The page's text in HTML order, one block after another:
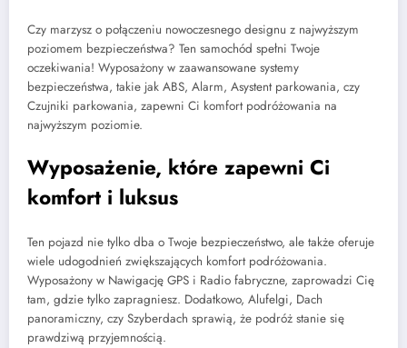
Czy marzysz o połączeniu nowoczesnego designu z najwyższym
poziomem bezpieczeństwa? Ten samochód spełni Twoje
oczekiwania! Wyposażony w zaawansowane systemy
bezpieczeństwa, takie jak ABS, Alarm, Asystent parkowania, czy
Czujniki parkowania, zapewni Ci komfort podróżowania na
najwyższym poziomie.
Wyposażenie, które zapewni Ci
komfort i luksus
Ten pojazd nie tylko dba o Twoje bezpieczeństwo, ale także oferuje
wiele udogodnień zwiększających komfort podróżowania.
Wyposażony w Nawigację GPS i Radio fabryczne, zaprowadzi Cię
tam, gdzie tylko zapragniesz. Dodatkowo, Alufelgi, Dach
panoramiczny, czy Szyberdach sprawią, że podróż stanie się
prawdziwą przyjemnością.